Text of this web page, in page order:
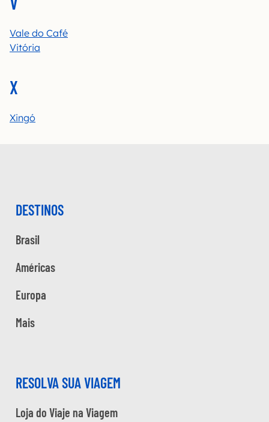
Vale do Café
Vitória
X
Xingó
DESTINOS
Brasil
Américas
Europa
Mais
RESOLVA SUA VIAGEM
Loja do Viaje na Viagem